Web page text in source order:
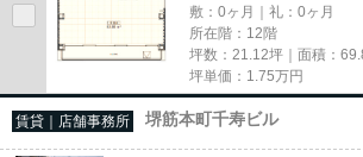
敷：0ヶ月｜礼：0ヶ月
所在階：12階
坪数：21.12坪｜面積：
坪単価： 1.75万円
賃貸｜店舗事務所 堺筋本町千寿ビル